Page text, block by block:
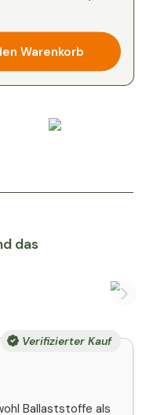
Warenkorb
das
Verifizierter Kauf
Ballaststoffe als